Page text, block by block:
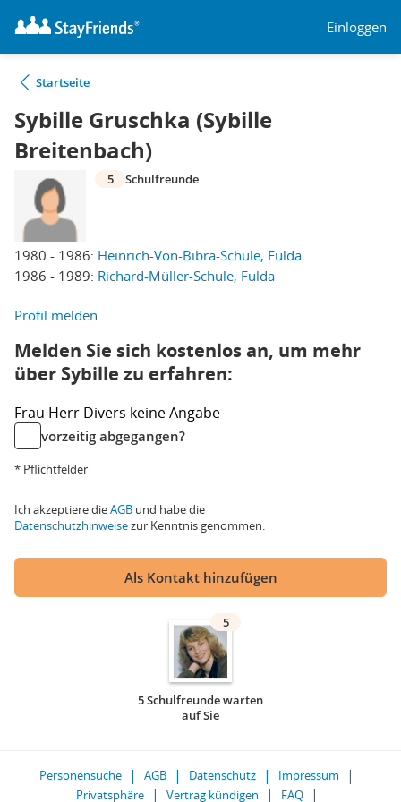
Einloggen
Startseite
Sybille Gruschka (Sybille
Breitenbach)
1980 - 1986: Heinrich-Von-Bibra-Schule, Fulda
1986 - 1989: Richard-Müller-Schule, Fulda
5 Schulfreunde
Profil melden
Melden Sie sich kostenlos an, um mehr
über Sybille zu erfahren:
Frau Herr Divers keine Angabe
vorzeitig abgegangen?
* Pflichtfelder
Ich akzeptiere dieAGB und habe die
Datenschutzhinweisezur Kenntnis genommen.
Als Kontakt hinzufügen
5
5 Schulfreunde warten
auf Sie
Personensuche AGB Datenschutz
Impressum
Privatsphäre
Vertrag kündigen FAQ